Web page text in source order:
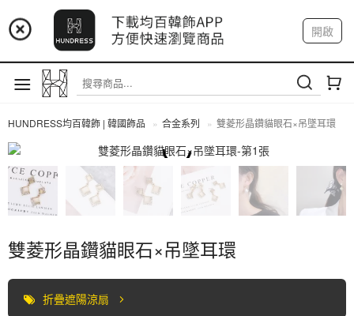
📢 市集預告：9/4-9/6 淡水捷運站
📢 市集預告：9/12-9/13 八里海巡基地
📢 市集預告：8/22-8/23 桃園青埔置地廣場
開啟
註冊 我的帳戶
HUNDRESS均百韓飾 | 韓國飾品 合金系列 雙菱形晶鑽貓眼石×吊墜耳環
雙菱形晶鑽貓眼石×吊墜耳環
折疊遮陽涼扇